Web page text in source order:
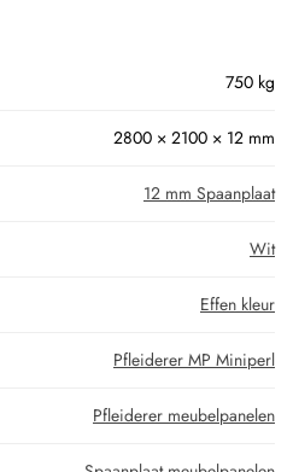
750 kg
2800 × 2100 × 12 mm
12 mm Spaanplaat
Wit
Effen kleur
Pfleiderer MP Miniperl
Pfleiderer meubelpanelen